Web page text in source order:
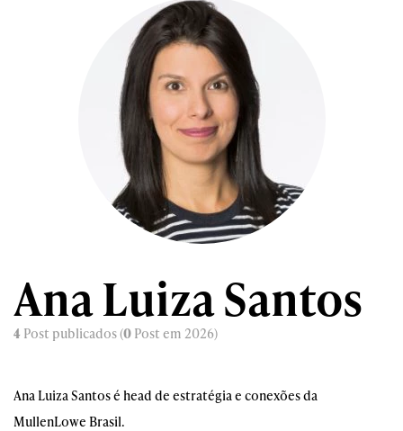
Ana Luiza Santos
4 Post publicados (0 Post em 2026)
Ana Luiza Santos é head de estratégia e conexões da
MullenLowe Brasil.